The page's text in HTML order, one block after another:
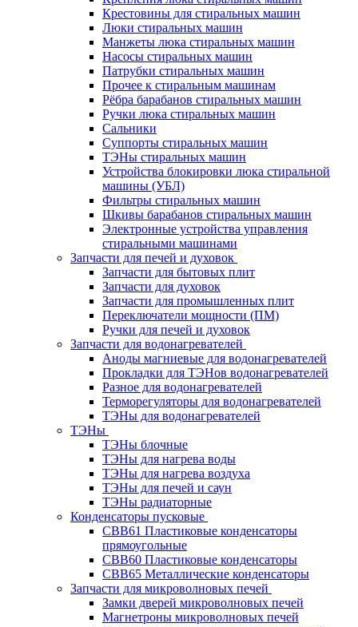
Крестовины для стиральных машин
Люки стиральных машин
Манжеты люка стиральных машин
Насосы стиральных машин
Патрубки стиральных машин
Прочее к стиральным машинам
Рёбра барабанов стиральных машин
Ручки люка стиральных машин
Сальники
Суппорты стиральных машин
ТЭНы стиральных машин
Устройства блокировки люка стиральной
машины (УБЛ)
Фильтры стиральных машин
Шкивы барабанов стиральных машин
Электронные устройства управления
стиральными машинами
Запчасти для печей и духовок
Запчасти для бытовых плит
Запчасти для духовок
Запчасти для промышленных плит
Переключатели мощности (ПМ)
Ручки для печей и духовок
Запчасти для водонагревателей
Аноды магниевые для водонагревателей
Прокладки для ТЭНов водонагревателей
Разное для водонагревателей
Терморегуляторы для водонагревателей
ТЭНы для водонагревателей
ТЭНы
ТЭНы блочные
ТЭНы для нагрева воды
ТЭНы для нагрева воздуха
ТЭНы для печей и саун
ТЭНы радиаторные
Конденсаторы пусковые
CBB61 Пластиковые конденсаторы
прямоугольные
CBB60 Пластиковые конденсаторы
CBB65 Металлические конденсаторы
Запчасти для микроволновых печей
Замки дверей микроволновых печей
Магнетроны микроволновых печей